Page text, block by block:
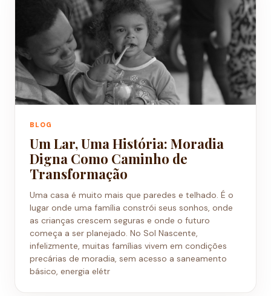
BLOG
Um Lar, Uma História: Moradia
Digna Como Caminho de
Transformação
Uma casa é muito mais que paredes e telhado. É o
lugar onde uma família constrói seus sonhos, onde
as crianças crescem seguras e onde o futuro
começa a ser planejado. No Sol Nascente,
infelizmente, muitas famílias vivem em condições
precárias de moradia, sem acesso a saneamento
básico, energia elétr